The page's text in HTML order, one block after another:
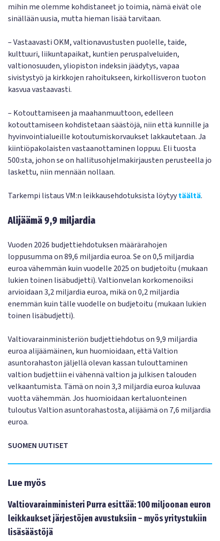
mihin me olemme kohdistaneet jo toimia, nämä eivät ole
sinällään uusia, mutta hieman lisää tarvitaan.
– Vastaavasti OKM, valtionavustusten puolelle, taide,
kulttuuri, liikuntapaikat, kuntien peruspalveluiden,
valtionosuuden, yliopiston indeksin jäädytys, vapaa
sivistystyö ja kirkkojen rahoitukseen, kirkollisveron tuoton
kasvua vastaavasti.
– Kotouttamiseen ja maahanmuuttoon, edelleen
kotouttamiseen kohdistetaan säästöjä, niin että kunnille ja
hyvinvointialueille kotoutumiskorvaukset lakkautetaan. Ja
kiintiöpakolaisten vastaanottaminen loppuu. Eli tuosta
500:sta, johon se on hallitusohjelmakirjausten perusteella jo
laskettu, niin mennään nollaan.
Tarkempi listaus VM:n leikkausehdotuksista löytyytäältä.
Alijäämä 9,9 miljardia
Vuoden 2026 budjettiehdotuksen määrärahojen
loppusumma on 89,6 miljardia euroa. Se on 0,5 miljardia
euroa vähemmän kuin vuodelle 2025 on budjetoitu (mukaan
lukien toinen lisäbudjetti). Valtionvelan korkomenoiksi
arvioidaan 3,2 miljardia euroa, mikä on 0,2 miljardia
enemmän kuin tälle vuodelle on budjetoitu (mukaan lukien
toinen lisäbudjetti).
Valtiovarainministeriön budjettiehdotus on 9,9 miljardia
euroa alijäämäinen, kun huomioidaan, että Valtion
asuntorahaston jäljellä olevan kassan tulouttaminen
valtion budjettiin ei vähennä valtion ja julkisen talouden
velkaantumista. Tämä on noin 3,3 miljardia euroa kuluvaa
vuotta vähemmän. Jos huomioidaan kertaluonteinen
tuloutus Valtion asuntorahastosta, alijäämä on 7,6 miljardia
euroa.
SUOMEN UUTISET
Lue myös
Valtiovarainministeri Purra esittää: 100 miljoonan euron
leikkaukset järjestöjen avustuksiin – myös yritystukiin
lisäsäästöjä